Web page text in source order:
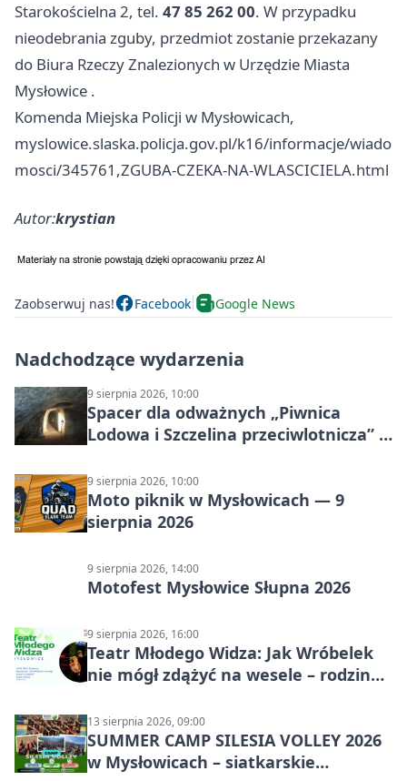
Starokościelna 2, tel. 47 85 262 00. W przypadku
nieodebrania zguby, przedmiot zostanie przekazany
do Biura Rzeczy Znalezionych w Urzędzie Miasta
Mysłowice .
Komenda Miejska Policji w Mysłowicach,
myslowice.slaska.policja.gov.pl/k16/informacje/wiado
mosci/345761,ZGUBA-CZEKA-NA-WLASCICIELA.html
Autor:krystian
Zaobserwuj nas! Facebook Google News
Nadchodzące wydarzenia
9 sierpnia 2026, 10:00
Spacer dla odważnych „Piwnica
Lodowa i Szczelina przeciwlotnicza” –
9 sierpnia 2026, 10:00
Moto piknik w Mysłowicach — 9
sierpnia 2026
9 sierpnia 2026, 14:00
Motofest Mysłowice Słupna 2026
9 sierpnia 2026, 16:00
Teatr Młodego Widza: Jak Wróbelek
nie mógł zdążyć na wesele – rodzinny
13 sierpnia 2026, 09:00
SUMMER CAMP SILESIA VOLLEY 2026
w Mysłowicach – siatkarskie